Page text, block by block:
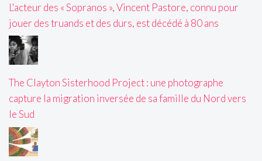
L'acteur des « Sopranos », Vincent Pastore, connu pour
jouer des truands et des durs, est décédé à 80 ans
The Clayton Sisterhood Project : une photographe
capture la migration inversée de sa famille du Nord vers
le Sud